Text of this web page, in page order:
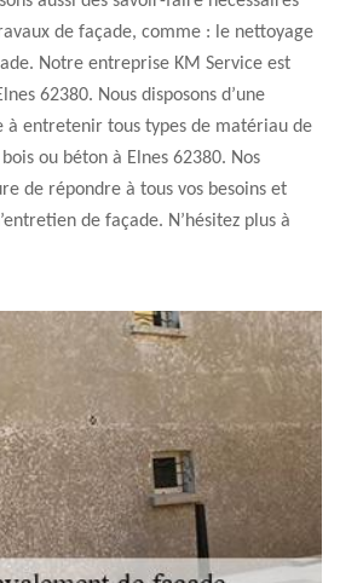
de façade, comme : le nettoyage
Notre entreprise KM Service est
62380. Nous disposons d’une
à entretenir tous types de matériau de
ou béton à Elnes 62380. Nos
de répondre à tous vos besoins et
de façade. N’hésitez plus à